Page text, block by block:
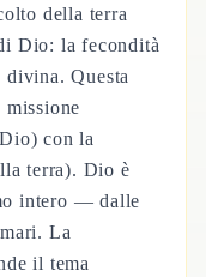
della terra
Dio: la fecondità
Questa
con la
terra). Dio è
intero — dalle
La
il tema